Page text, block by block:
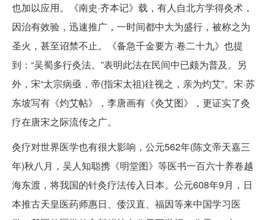
也加以应用。《南史·齐本记》载，有人自北方学得灸术，
因治有效验，迅速推广，一时间都中大为盛行，被称之为
圣火，甚至诏禁不止。《备急千金要方·卷二十九》也提
到：“吴蜀多行灸法。”表明此法在民间中已颇为普及。另
外，宋“太宗病亟，帝(指宋太祖)往视之，亲为灼艾”。宋·苏
东坡写有《灼艾帖》，李唐画有《灸艾图》，更证实了灸
疗在唐宋之际流传之广。
灸疗对世界医学也有很大影响，公元562年(陈文帝天嘉三
年)秋八月，吴人知聪携《明堂图》等医书一百六十养卷越
海东渡，将我国的针灸疗法传入日本。公元608年9月，日
本推古天皇医药师惠日、倭汉直、福因等来中国学习医